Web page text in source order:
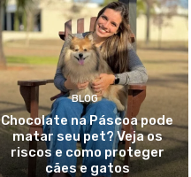
BLOG
Chocolate na Páscoa pode
matar seu pet? Veja os
riscos e como proteger
cães e gatos